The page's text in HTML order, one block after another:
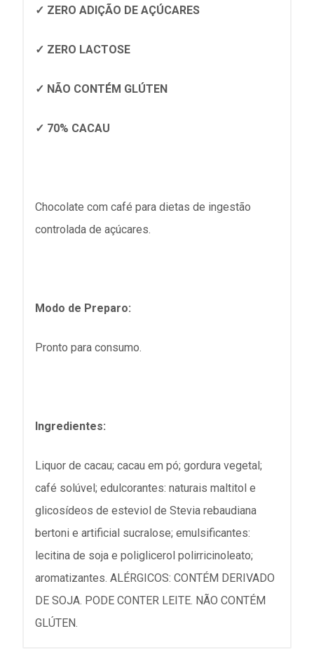
✓ ZERO ADIÇÃO DE AÇÚCARES
✓ ZERO LACTOSE
✓ NÃO CONTÉM GLÚTEN
✓ 70% CACAU
Chocolate com café para dietas de ingestão
controlada de açúcares.
Modo de Preparo:
Pronto para consumo.
Ingredientes:
Liquor de cacau; cacau em pó; gordura vegetal;
café solúvel; edulcorantes: naturais maltitol e
glicosídeos de esteviol de Stevia rebaudiana
bertoni e artificial sucralose; emulsificantes:
lecitina de soja e poliglicerol polirricinoleato;
aromatizantes. ALÉRGICOS: CONTÉM DERIVADO
DE SOJA. PODE CONTER LEITE. NÃO CONTÉM
GLÚTEN.